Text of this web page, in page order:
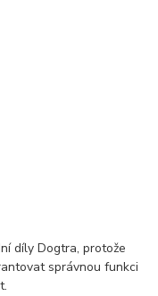
díly Dogtra, protože
správnou funkci